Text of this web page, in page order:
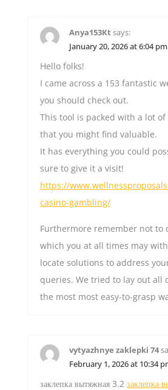
Anya153Kt says:
January 20, 2026 at 6:04 pm
Hello folks!
I came across a 153 fantastic
you should check out.
This tool is packed with a lot
that you might find valuable.
It has everything you could
sure to give it a visit!
https://
casino-gambling/
Furthermore remember not to
which you at all times may
locate solutions to address
queries. We tried to lay out all
the most most easy-to-grasp
vytyazhnye zaklepki 74
February 1, 2026 at 10:34
заклепка вытяжная 3.2 заклепка